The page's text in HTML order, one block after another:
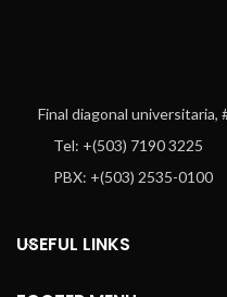
Final diagonal universitaria,
Tel: +(503) 7190 3225
PBX: +(503) 2535-0100
USEFUL LINKS